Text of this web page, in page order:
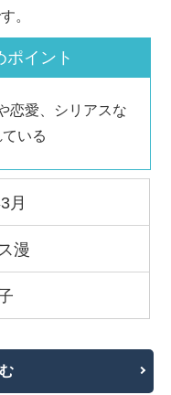
。
ポイント
恋愛、シリアスな
いる
月
漫